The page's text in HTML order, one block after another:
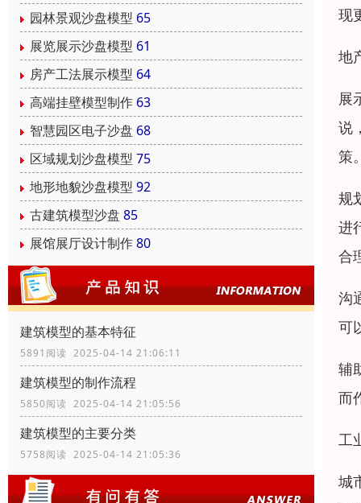
园林景观沙盘模型 65
展览展示沙盘模型 61
房产工法展示模型 64
高端挂壁模型制作 63
智慧园区电子沙盘 68
区域规划沙盘模型 75
地形地貌沙盘模型 92
古建筑模型沙盘 85
展馆展厅设计制作80
建筑模型的基本特征
5891阅读 2025-04-14 21:06:11
建筑模型的制作流程
5850阅读 2025-04-14 21:05:56
建筑模型的主要分类
5758阅读 2025-04-14 21:05:36
现
地
展
说
策
规
进
合
沟
可
辅
而
工
城